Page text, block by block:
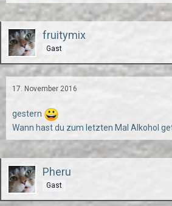
fruitymix
Gast
17. November 2016
gestern
Wann hast du zum letzten Mal Alkohol
Pheru
Gast